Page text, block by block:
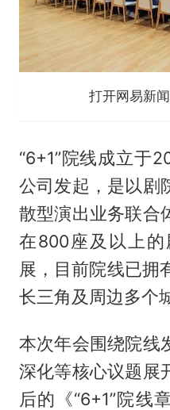
打开网易新
“6+1”院线成立于
公司发起，是以剧
散型演出业务联合
在800座及以上
展，目前院线已拥
长三角及周边多个
本次年会围绕院线
深化等核心议题展
后的《“6+1”院线